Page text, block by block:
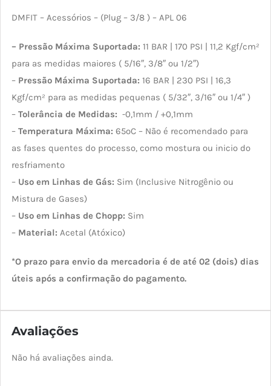
DMFIT – Acessórios – (Plug – 3/8 ) – APL 06
– Pressão Máxima Suportada: 11 BAR | 170 PSI | 11,2 Kgf/cm²
para as medidas maiores ( 5/16″, 3/8″ ou 1/2″)
– Pressão Máxima Suportada: 16 BAR | 230 PSI | 16,3
Kgf/cm² para as medidas pequenas ( 5/32″, 3/16″ ou 1/4″ )
– Tolerância de Medidas: -0,1mm / +0,1mm
– Temperatura Máxima: 65ºC – Não é recomendado para
as fases quentes do processo, como mostura ou inicio do
resfriamento
– Uso em Linhas de Gás: Sim (Inclusive Nitrogênio ou
Mistura de Gases)
– Uso em Linhas de Chopp: Sim
– Material: Acetal (Atóxico)
*O prazo para envio da mercadoria é de até 02 (dois) dias
úteis após a confirmação do pagamento.
Avaliações
Não há avaliações ainda.